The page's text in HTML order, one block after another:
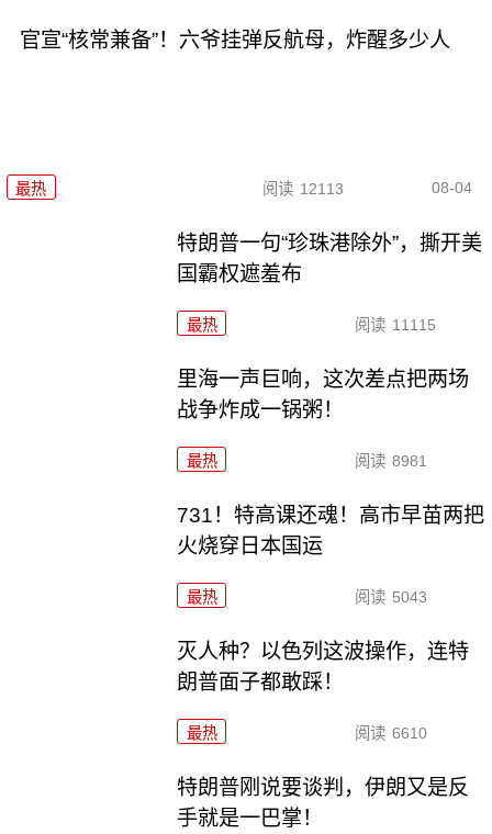
官宣“核常兼备”！六爷挂弹反航母，炸醒多少人
最热 阅读 12113 08-04
特朗普一句“珍珠港除外”，撕开美
国霸权遮羞布
最热 阅读 11115
里海一声巨响，这次差点把两场
战争炸成一锅粥！
最热 阅读 8981
731！特高课还魂！高市早苗两把
火烧穿日本国运
最热 阅读 5043
灭人种？以色列这波操作，连特
朗普面子都敢踩！
最热 阅读 6610
特朗普刚说要谈判，伊朗又是反
手就是一巴掌！